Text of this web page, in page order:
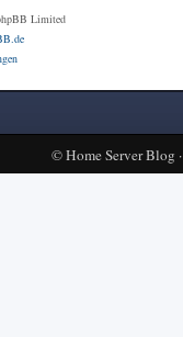
Limited
©Home Server Blog